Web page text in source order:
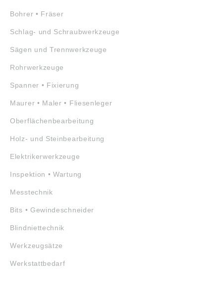
Bohrer • Fräser
Schlag- und Schraubwerkzeuge
Sägen und Trennwerkzeuge
Rohrwerkzeuge
Spanner • Fixierung
Maurer • Maler • Fliesenleger
Oberflächenbearbeitung
Holz- und Steinbearbeitung
Elektrikerwerkzeuge
Inspektion • Wartung
Messtechnik
Bits • Gewindeschneider
Blindniettechnik
Werkzeugsätze
Werkstattbedarf